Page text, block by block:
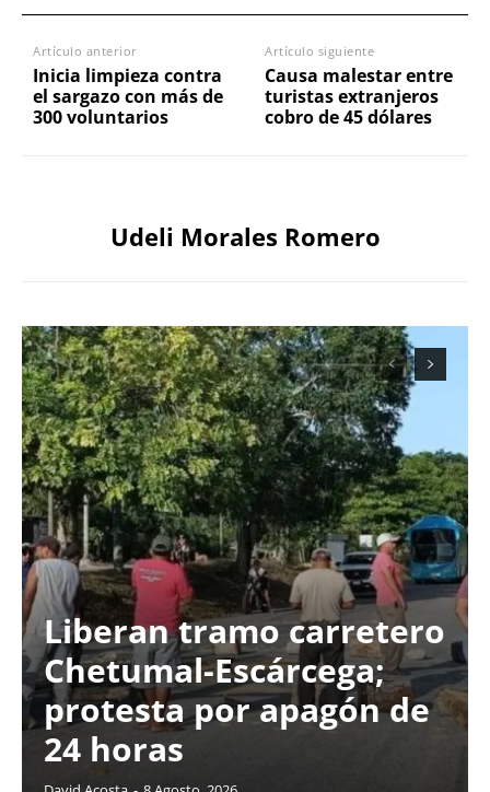
Artículo anterior
Inicia limpieza contra
el sargazo con más de
300 voluntarios
Artículo siguiente
Causa malestar entre
turistas extranjeros
cobro de 45 dólares
Udeli Morales Romero
Liberan tramo carretero
Chetumal-Escárcega;
protesta por apagón de
24 horas